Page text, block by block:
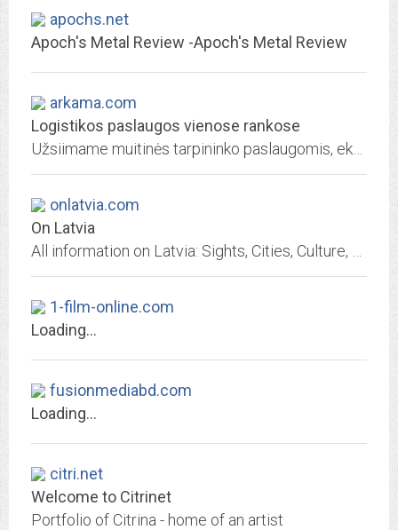
apochs.net
Apoch's Metal Review -Apoch's Metal Review
arkama.com
Logistikos paslaugos vienose rankose
onlatvia.com
On Latvia
1-film-online.com
Loading...
fusionmediabd.com
Loading...
citri.net
Welcome to Citrinet
Portfolio of Citrina - home of an artist